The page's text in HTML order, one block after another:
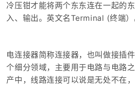
冷压钳才能将两个东东连在一起的
入、输出。英文名Terminal (终端）
电连接器简称连接器，也叫做接插
个细分领域，主要用于电路与电路
产中，线路连接可以说是无处不在